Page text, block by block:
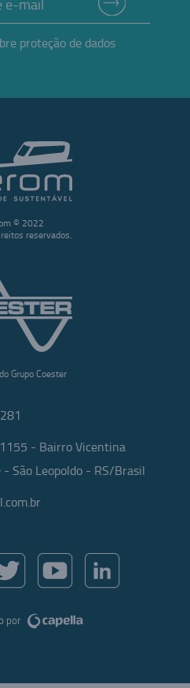
proteção de dados
© 2022
reservados.
Grupo Coester
- Bairro Vicentina
São Leopoldo - RS/Brasil
por